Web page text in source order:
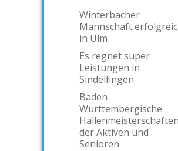
Winterbacher
Mannschaft
in Ulm
Es regnet super
Leistungen in
Sindelfingen
Baden-
Württembergische
Hallenmeisterschaften
der Aktiven und
Senioren